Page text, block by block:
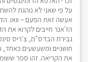
על פי שאני לא נוהגת
אעשה זאת הפעם – וואו.
הז'אנר חייבים לקרוא את
גבירת הבדס"מ, צ'ריס
חושניים ומשעשעים כאחד,